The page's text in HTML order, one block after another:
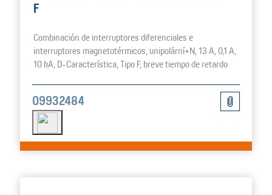
F
Combinación de interruptores diferenciales e
interruptores magnetotérmicos, unipolární+N, 13 A, 0,1 A,
10 kA, D-Característica, Tipo F, breve tiempo de retardo
09932484